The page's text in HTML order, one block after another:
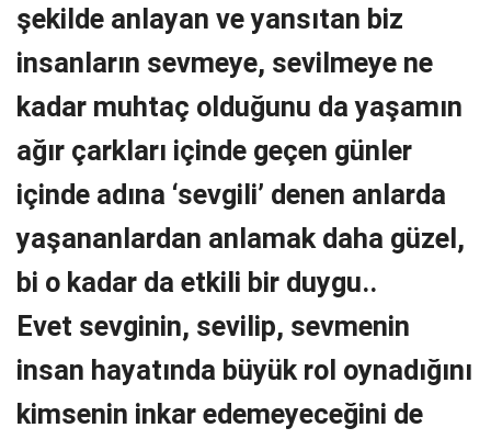
şekilde anlayan ve yansıtan biz
insanların sevmeye, sevilmeye ne
kadar muhtaç olduğunu da yaşamın
ağır çarkları içinde geçen günler
içinde adına ‘sevgili’ denen anlarda
yaşananlardan anlamak daha güzel,
bi o kadar da etkili bir duygu..
Evet sevginin, sevilip, sevmenin
insan hayatında büyük rol oynadığını
kimsenin inkar edemeyeceğini de